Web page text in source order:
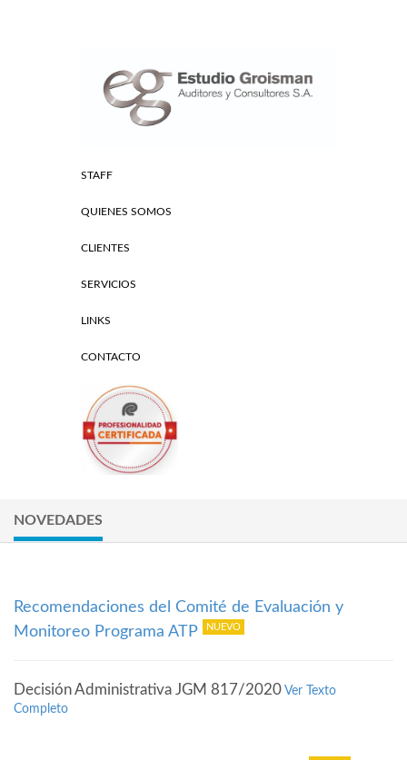
STAFF
QUIENES SOMOS
CLIENTES
SERVICIOS
LINKS
CONTACTO
NOVEDADES
Recomendaciones del Comité de Evaluación y
Monitoreo Programa ATP
Decisión Administrativa JGM 817/2020 Ver Texto
Completo